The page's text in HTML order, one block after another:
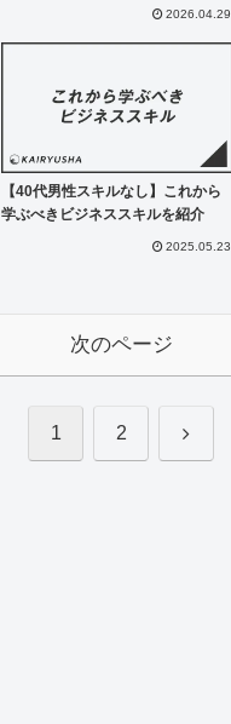
2026.04.29
【40代男性スキルなし】これから
学ぶべきビジネススキルを紹介
2025.05.23
次のページ
1 2 次